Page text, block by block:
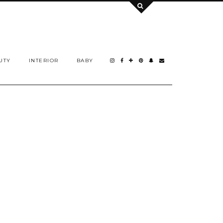
INTERIOR BABY